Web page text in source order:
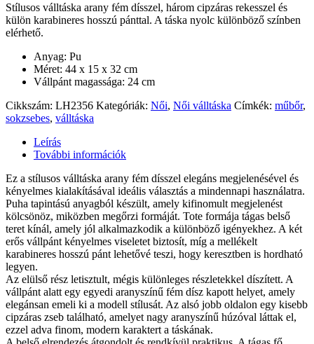
Stílusos válltáska arany fém dísszel, három cipzáras rekesszel és
külön karabineres hosszú pánttal. A táska nyolc különböző színben
elérhető.
Anyag: Pu
Méret: 44 x 15 x 32 cm
Vállpánt magassága: 24 cm
Cikkszám: LH2356 Kategóriák: Női, Női válltáska Címkék: műbőr,
sokzsebes, válltáska
Leírás
További információk
Ez a stílusos válltáska arany fém dísszel elegáns megjelenésével és
kényelmes kialakításával ideális választás a mindennapi használatra.
Puha tapintású anyagból készült, amely kifinomult megjelenést
kölcsönöz, miközben megőrzi formáját. Tote formája tágas belső
teret kínál, amely jól alkalmazkodik a különböző igényekhez. A két
erős vállpánt kényelmes viseletet biztosít, míg a mellékelt
karabineres hosszú pánt lehetővé teszi, hogy keresztben is hordható
legyen.
Az elülső rész letisztult, mégis különleges részletekkel díszített. A
vállpánt alatt egy egyedi aranyszínű fém dísz kapott helyet, amely
elegánsan emeli ki a modell stílusát. Az alsó jobb oldalon egy kisebb
cipzáras zseb található, amelyet nagy aranyszínű húzóval láttak el,
ezzel adva finom, modern karaktert a táskának.